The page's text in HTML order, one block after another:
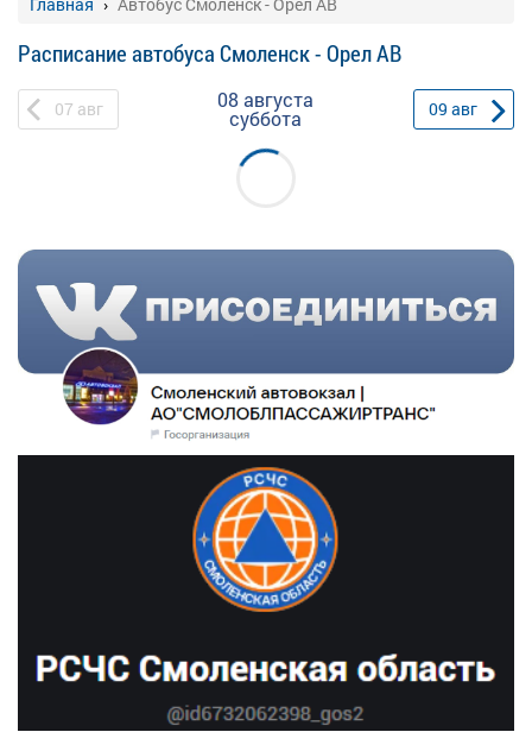
Расписание автобуса Смоленск - Орел АВ
07 авг 08 августа
суббота 09 авг